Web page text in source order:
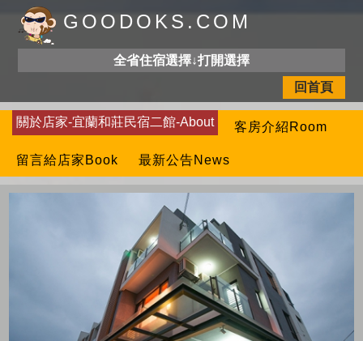
GOODOKS.COM
全省住宿選擇↓打開選擇
回首頁
關於店家-宜蘭和莊民宿二館-About 客房介紹Room
留言給店家Book 最新公告News